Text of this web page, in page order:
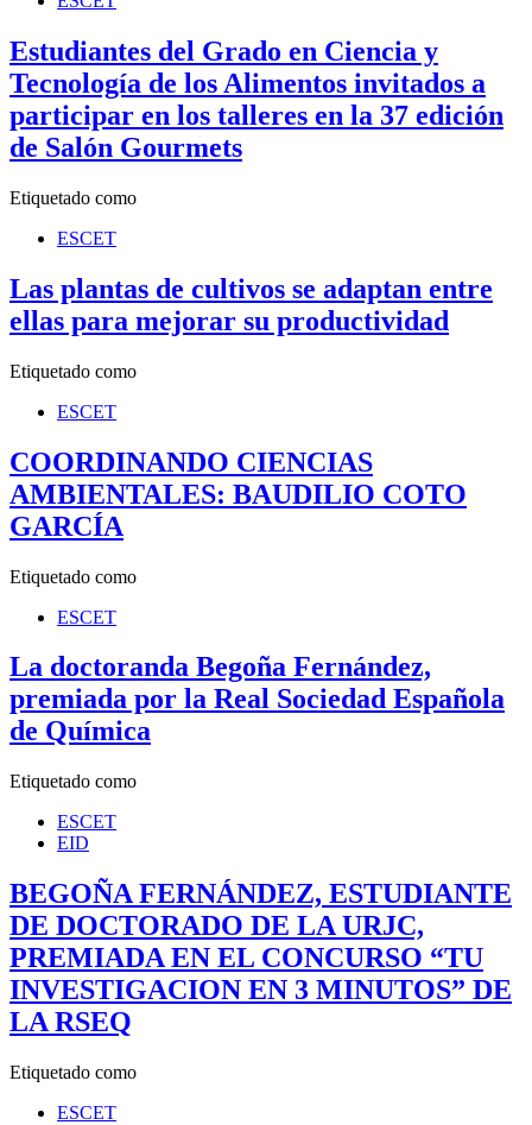
Estudiantes del Grado en Ciencia y
Tecnología de los Alimentos invitados a
participar en los talleres en la 37 edición
de Salón Gourmets
Etiquetado como
ESCET
Las plantas de cultivos se adaptan entre
ellas para mejorar su productividad
Etiquetado como
ESCET
COORDINANDO CIENCIAS
AMBIENTALES: BAUDILIO COTO
GARCÍA
Etiquetado como
ESCET
La doctoranda Begoña Fernández,
premiada por la Real Sociedad Española
de Química
Etiquetado como
ESCET
EID
BEGOÑA FERNÁNDEZ, ESTUDIANTE
DE DOCTORADO DE LA URJC,
PREMIADA EN EL CONCURSO “TU
INVESTIGACION EN 3 MINUTOS” DE
LA RSEQ
Etiquetado como
ESCET